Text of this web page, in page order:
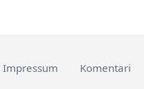
Impressum Komentari